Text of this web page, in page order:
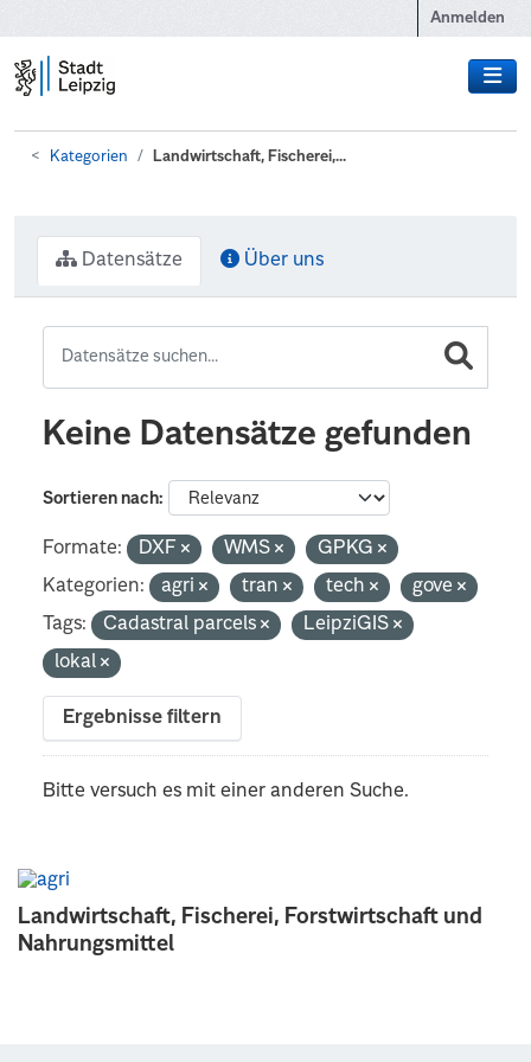
Anmelden
Kategorien Landwirtschaft, Fischerei,...
Landwirtschaft, Fischerei, Forstwirtschaft und
Nahrungsmittel
Datensätze Über uns
Keine Datensätze gefunden
Sortieren nach
Formate: DXF WMS
GPKG
Kategorien:
agri tran tech
gove
Tags:
Cadastral parcels
LeipziGIS
lokal
Ergebnisse filtern
Bitte versuch es mit einer anderen Suche.